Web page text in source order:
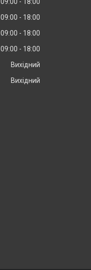
09:00
18:00
09:00
18:00
09:00
18:00
Вихідний
Вихідний